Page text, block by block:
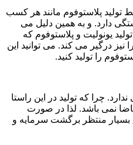
تولید پلاستوفوم مانند هر کسب
دارد. و به همین دلیل می
یونولیت و پلاستوفوم که
نیز درگیر می کند. می توانید این
را تولید کنید.
چرا که تولید در این راستا
نمی باشد. لذا در صورت
بسیار منتظر برگشت سرمایه و